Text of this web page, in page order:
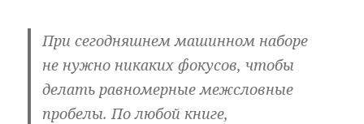
При сегодняшнем машинном наборе
не нужно никаких фокусов, чтобы
делать равномерные межсловные
пробелы. По любой книге,